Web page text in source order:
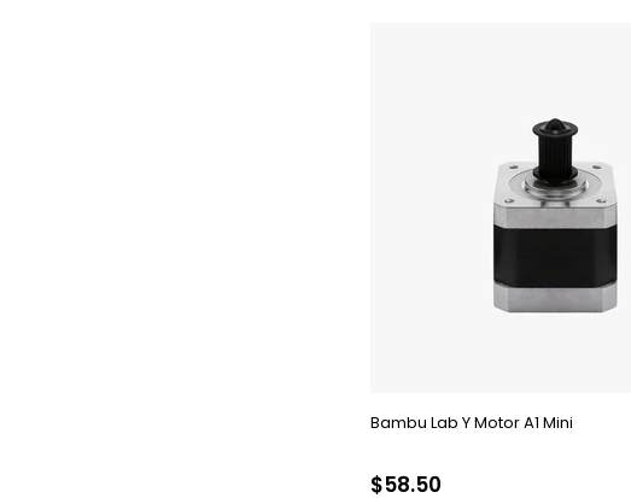
Bambu Lab Y Motor A1 Mini
$58.50